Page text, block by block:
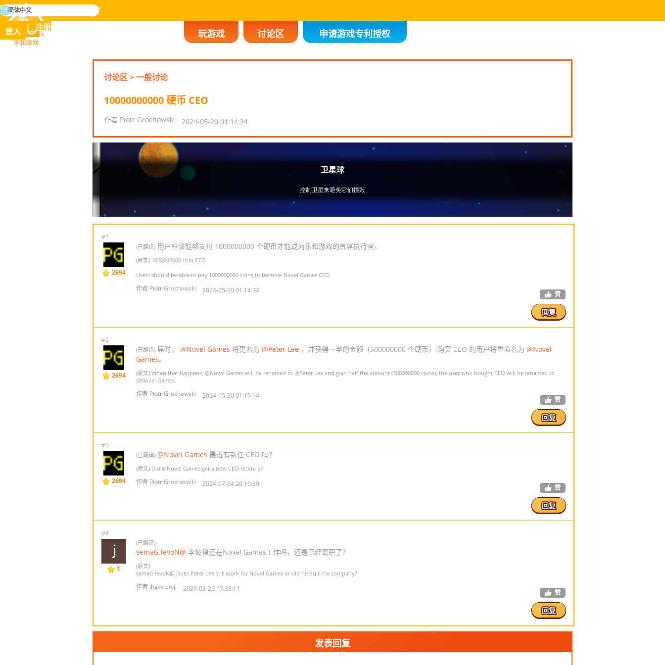
乐和游戏
掌握人类历史上所有游戏
搜
寻
玩游戏 讨论区 申请游戏专利授权
登入 注册
简体中文
讨论区>一般讨论
10000000000 硬币 CEO
作者 Piotr Grochowski 2024-05-20 01:14:34
#1
2694
(已翻译) 用户应该能够支付 1000000000 个硬币才能成为乐和游戏的首席执行官。
(原文) 1000000000 coin CEO
Users should be able to pay 1000000000 coins to become Novel Games CEO.
作者 Piotr Grochowski 2024-05-20 01:14:34 赞
回复
#2
2694
(已翻译) 届时， @Novel Games 将更名为 @Peter Lee ，并获得一半的金额（500000000 个硬币）;购买 CEO 的用户将重命名为 @Novel
Games。
(原文) When that happens, @Novel Games will be renamed to @Peter Lee and gain half the amount (500000000 coins); the user who bought CEO will be renamed to
@Novel Games.
作者 Piotr Grochowski 2024-05-20 01:17:14 赞
回复
#3
2694
(已翻译) @Novel Games 最近有新任 CEO 吗？
(原文) Did @Novel Games get a new CEO recently?
作者 Piotr Grochowski 2024-07-04 20:10:39 赞
回复
#4
1
(已翻译)
@Novel Games ‬ 李彼得还在Novel Games工作吗，还是已经离职了？
(原文)
@Novel Games ‬ Does Peter Lee still work for Novel Games or did he quit the company?
作者 jhgvv etyjj 2026-03-26 17:33:11 赞
回复
发表回复